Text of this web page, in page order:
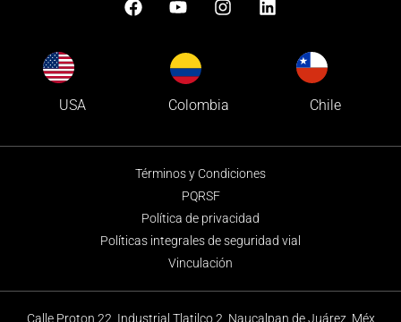
USA Colombia Chile
Términos y Condiciones
PQRSF
Política de privacidad
Políticas integrales de seguridad vial
Vinculación
Calle Proton 22, Industrial Tlatilco 2, Naucalpan de Juárez, Méx